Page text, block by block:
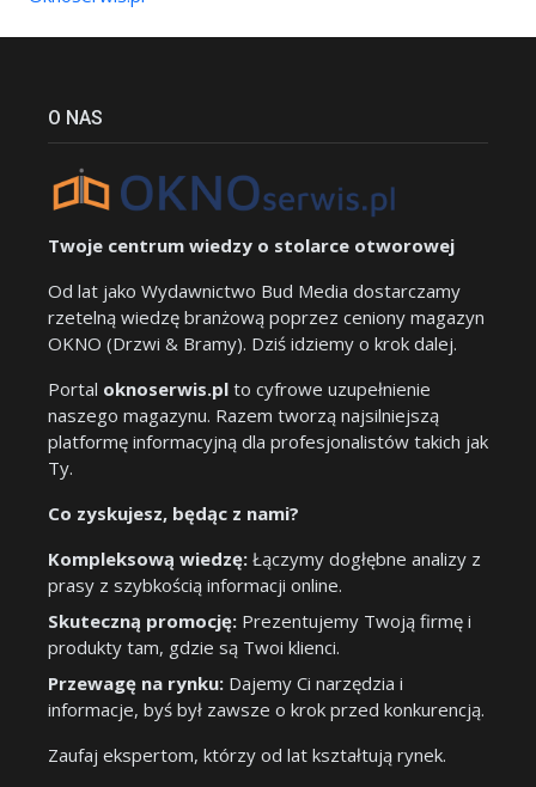
O NAS
Twoje centrum wiedzy o stolarce otworowej
Od lat jako Wydawnictwo Bud Media dostarczamy
rzetelną wiedzę branżową poprzez ceniony magazyn
OKNO (Drzwi & Bramy). Dziś idziemy o krok dalej.
Portal oknoserwis.pl to cyfrowe uzupełnienie
naszego magazynu. Razem tworzą najsilniejszą
platformę informacyjną dla profesjonalistów takich jak
Ty.
Co zyskujesz, będąc z nami?
Kompleksową wiedzę: Łączymy dogłębne analizy z
prasy z szybkością informacji online.
Skuteczną promocję: Prezentujemy Twoją firmę i
produkty tam, gdzie są Twoi klienci.
Przewagę na rynku: Dajemy Ci narzędzia i
informacje, byś był zawsze o krok przed konkurencją.
Zaufaj ekspertom, którzy od lat kształtują rynek.